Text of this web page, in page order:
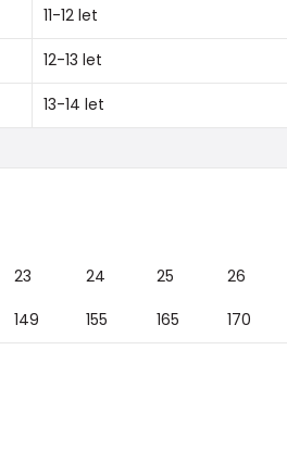
11-12 let
12-13 let
13-14 let
23 24 25 26
149 155 165 170